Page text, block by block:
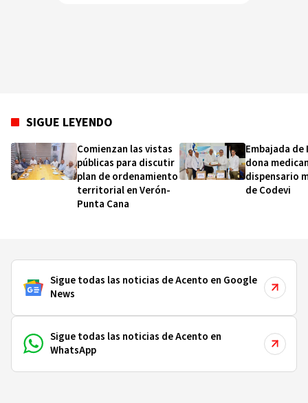
SIGUE LEYENDO
Comienzan las vistas
públicas para discutir
plan de ordenamiento
territorial en Verón-
Punta Cana
Embajada de
dona
dispensario
de Codevi
Sigue todas las noticias de Acento en Google
News
Sigue todas las noticias de Acento en
WhatsApp